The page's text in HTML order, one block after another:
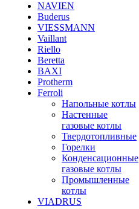
NAVIEN
Buderus
VIESSMANN
Vaillant
Riello
Beretta
BAXI
Protherm
Ferroli
Напольные котлы
Настенные
газовые котлы
Твердотопливные
Горелки
Конденсационные
газовые котлы
Промышленные
котлы
VIADRUS